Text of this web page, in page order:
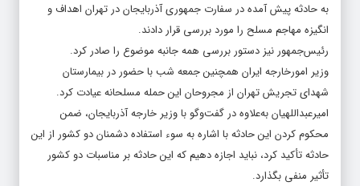
به حادثه پیش آمده در سفارت جمهوری آذربایجان در تهران اهداف و
انگیزه مهاجم مسلح را مورد بررسی قرار دادند.
رئیس‌جمهور نیز دستور بررسی همه جانبه موضوع را صادر کرد.
وزیر امورخارجه ایران همچنین جمعه شب با حضور در بیمارستان‌
شهدای تجریش تهران از مجروحان این حمله مسلحانه عیادت کرد.
امیرعبداللهیان به‌علاوه در گفت‌وگو با وزیر خارجه آذربایجان، ضمن
محکوم کردن این حادثه با اشاره به سوء استفاده دشمنان دو کشور از این
حادثه تأکید کرد، نباید اجازه دهیم که این حادثه بر مناسبات دو کشور
تأثیر منفی بگذارد.